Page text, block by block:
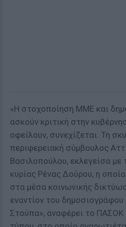
«H στοχοποίηση ΜΜΕ και
ασκούν κριτική στην
οφείλουν, συνεχίζεται. Τη
περιφερειακή σύμβουλος
Βασιλοπούλου, εκλεγείσα με
κυρίας Ρένας Δούρου, η
στα μέσα κοινωνικής
εναντίον του
Στούπα», αναφέρει το ΠΑΣΟΚ